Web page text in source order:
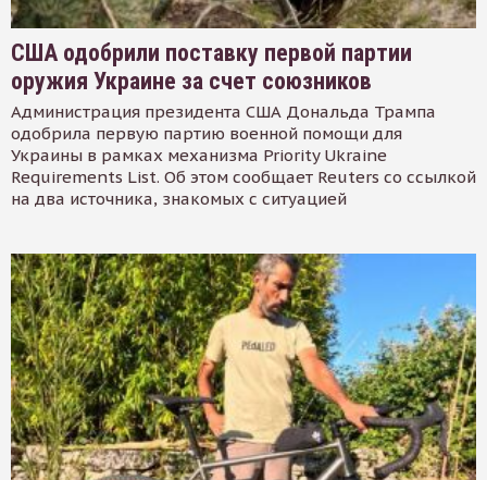
США одобрили поставку первой партии
оружия Украине за счет союзников
Администрация президента США Дональда Трампа
одобрила первую партию военной помощи для
Украины в рамках механизма Priority Ukraine
Requirements List. Об этом сообщает Reuters со ссылкой
на два источника, знакомых с ситуацией